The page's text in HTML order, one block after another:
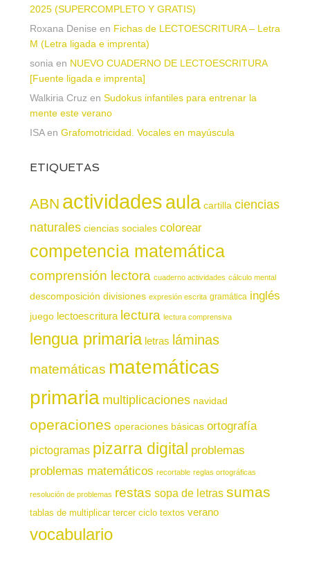
2025 (SUPERCOMPLETO Y GRATIS)
Roxana Denise en Fichas de LECTOESCRITURA – Letra
M (Letra ligada e imprenta)
sonia en NUEVO CUADERNO DE LECTOESCRITURA
[Fuente ligada e imprenta]
Walkiria Cruz en Sudokus infantiles para entrenar la
mente este verano
ISAen Grafomotricidad. Vocales en mayúscula
ETIQUETAS
ABN actividadesaula cartilla ciencias
naturales ciencias sociales colorear
competencia matemática
comprensión lectora cuaderno actividades cálculo mental
descomposición divisiones expresión escrita gramática inglés
juego lectoescritura lectura lectura comprensiva
lengua primaria letras láminas
matemáticas matemáticas
primaria multiplicaciones navidad
operaciones operaciones básicas ortografía
pictogramas pizarra digital problemas
problemas matemáticos recortable reglas ortográficas
resolución de problemas restas sopa de letras sumas
tablas de multiplicar tercer ciclo textos verano
vocabulario